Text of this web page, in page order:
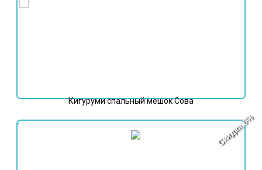
Кигуруми спальный мешок Сова
Скидка 6%